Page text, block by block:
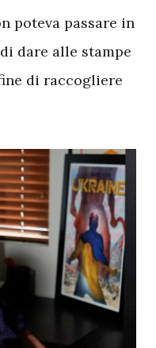
poteva passare in
dare alle stampe
di raccogliere